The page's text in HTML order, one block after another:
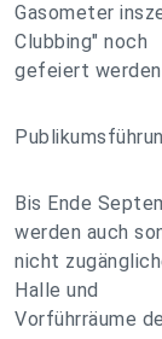
Gasometer
Clubbing" noch
gefeiert
Bis Ende
werden auch
nicht
Halle und
Vorführräume